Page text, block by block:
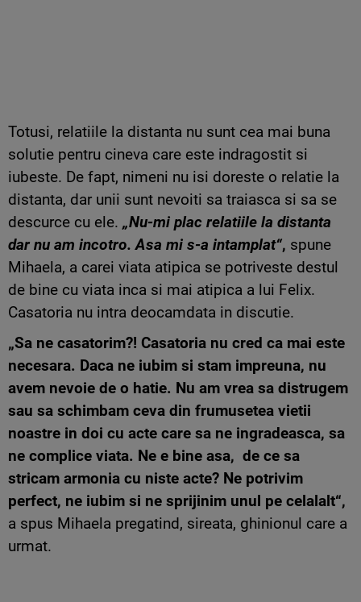
Totusi, relatiile la distanta nu sunt cea mai buna
solutie pentru cineva care este indragostit si
iubeste. De fapt, nimeni nu isi doreste o relatie la
distanta, dar unii sunt nevoiti sa traiasca si sa se
descurce cu ele. „Nu-mi plac relatiile la distanta
dar nu am incotro. Asa mi s-a intamplat“, spune
Mihaela, a carei viata atipica se potriveste destul
de bine cu viata inca si mai atipica a lui Felix.
Casatoria nu intra deocamdata in discutie.
„Sa ne casatorim?! Casatoria nu cred ca mai este
necesara. Daca ne iubim si stam impreuna, nu
avem nevoie de o hatie. Nu am vrea sa distrugem
sau sa schimbam ceva din frumusetea vietii
noastre in doi cu acte care sa ne ingradeasca, sa
ne complice viata. Ne e bine asa, de ce sa
stricam armonia cu niste acte? Ne potrivim
perfect, ne iubim si ne sprijinim unul pe celalalt“,
a spus Mihaela pregatind, sireata, ghinionul care a
urmat.